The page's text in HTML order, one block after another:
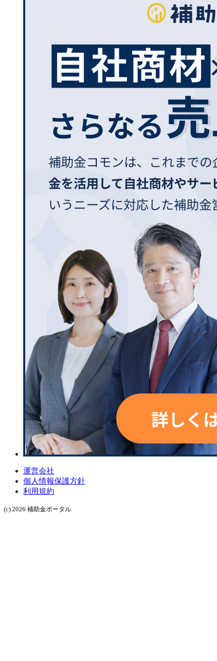
運営会社
個人情報保護方針
利用規約
(c) 2026 補助金ポータル